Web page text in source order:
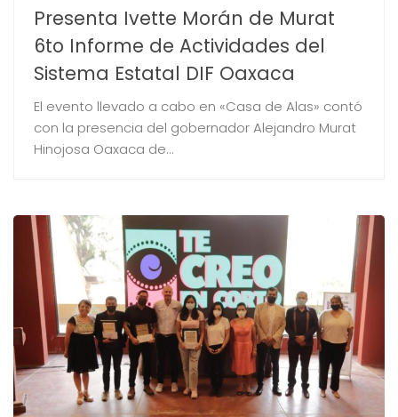
Presenta Ivette Morán de Murat
6to Informe de Actividades del
Sistema Estatal DIF Oaxaca
El evento llevado a cabo en «Casa de Alas» contó
con la presencia del gobernador Alejandro Murat
Hinojosa Oaxaca de...